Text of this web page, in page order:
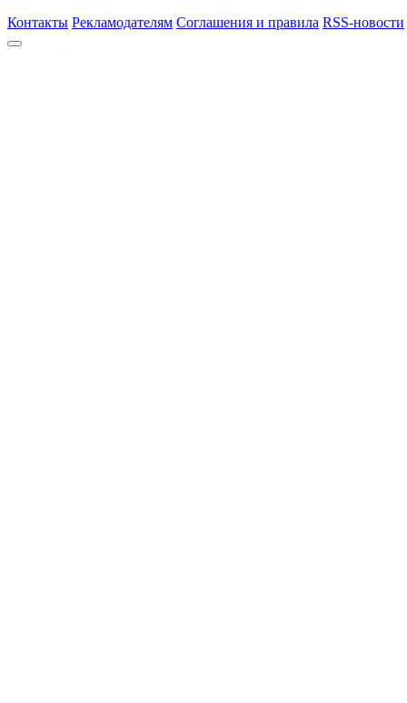
Контакты Рекламодателям Соглашения и правила RSS-новости